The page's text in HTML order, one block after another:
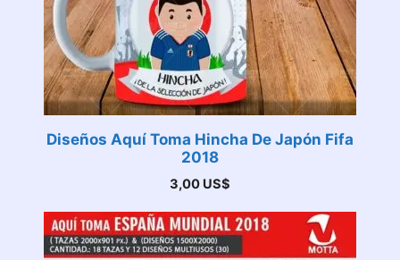
Diseños Aquí Toma Hincha De Japón Fifa
2018
3,00 US$